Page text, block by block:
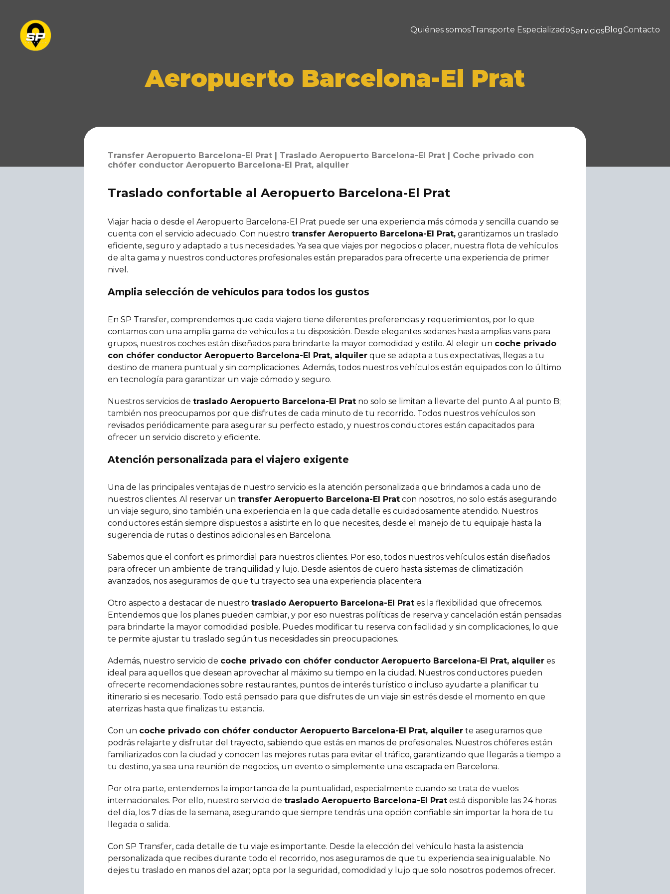
Quiénes somosTransporte EspecializadoServiciosBlogContacto
Aeropuerto Barcelona-El Prat
Transfer Aeropuerto Barcelona-El Prat | Traslado Aeropuerto Barcelona-El Prat | Coche privado con
chófer conductor Aeropuerto Barcelona-El Prat, alquiler
Traslado confortable al Aeropuerto Barcelona-El Prat
Viajar hacia o desde el Aeropuerto Barcelona-El Prat puede ser una experiencia más cómoda y sencilla cuando se
cuenta con el servicio adecuado. Con nuestro transfer Aeropuerto Barcelona-El Prat, garantizamos un traslado
eficiente, seguro y adaptado a tus necesidades. Ya sea que viajes por negocios o placer, nuestra flota de vehículos
de alta gama y nuestros conductores profesionales están preparados para ofrecerte una experiencia de primer
nivel.
Amplia selección de vehículos para todos los gustos
En SP Transfer, comprendemos que cada viajero tiene diferentes preferencias y requerimientos, por lo que
contamos con una amplia gama de vehículos a tu disposición. Desde elegantes sedanes hasta amplias vans para
grupos, nuestros coches están diseñados para brindarte la mayor comodidad y estilo. Al elegir un coche privado
con chófer conductor Aeropuerto Barcelona-El Prat, alquiler que se adapta a tus expectativas, llegas a tu
destino de manera puntual y sin complicaciones. Además, todos nuestros vehículos están equipados con lo último
en tecnología para garantizar un viaje cómodo y seguro.
Nuestros servicios de traslado Aeropuerto Barcelona-El Prat no solo se limitan a llevarte del punto A al punto B;
también nos preocupamos por que disfrutes de cada minuto de tu recorrido. Todos nuestros vehículos son
revisados periódicamente para asegurar su perfecto estado, y nuestros conductores están capacitados para
ofrecer un servicio discreto y eficiente.
Atención personalizada para el viajero exigente
Una de las principales ventajas de nuestro servicio es la atención personalizada que brindamos a cada uno de
nuestros clientes. Al reservar un transfer Aeropuerto Barcelona-El Prat con nosotros, no solo estás asegurando
un viaje seguro, sino también una experiencia en la que cada detalle es cuidadosamente atendido. Nuestros
conductores están siempre dispuestos a asistirte en lo que necesites, desde el manejo de tu equipaje hasta la
sugerencia de rutas o destinos adicionales en Barcelona.
Sabemos que el confort es primordial para nuestros clientes. Por eso, todos nuestros vehículos están diseñados
para ofrecer un ambiente de tranquilidad y lujo. Desde asientos de cuero hasta sistemas de climatización
avanzados, nos aseguramos de que tu trayecto sea una experiencia placentera.
Otro aspecto a destacar de nuestro traslado Aeropuerto Barcelona-El Prat es la flexibilidad que ofrecemos.
Entendemos que los planes pueden cambiar, y por eso nuestras políticas de reserva y cancelación están pensadas
para brindarte la mayor comodidad posible. Puedes modificar tu reserva con facilidad y sin complicaciones, lo que
te permite ajustar tu traslado según tus necesidades sin preocupaciones.
Además, nuestro servicio de coche privado con chófer conductor Aeropuerto Barcelona-El Prat, alquiler es
ideal para aquellos que desean aprovechar al máximo su tiempo en la ciudad. Nuestros conductores pueden
ofrecerte recomendaciones sobre restaurantes, puntos de interés turístico o incluso ayudarte a planificar tu
itinerario si es necesario. Todo está pensado para que disfrutes de un viaje sin estrés desde el momento en que
aterrizas hasta que finalizas tu estancia.
Con un coche privado con chófer conductor Aeropuerto Barcelona-El Prat, alquiler te aseguramos que
podrás relajarte y disfrutar del trayecto, sabiendo que estás en manos de profesionales. Nuestros chóferes están
familiarizados con la ciudad y conocen las mejores rutas para evitar el tráfico, garantizando que llegarás a tiempo a
tu destino, ya sea una reunión de negocios, un evento o simplemente una escapada en Barcelona.
Por otra parte, entendemos la importancia de la puntualidad, especialmente cuando se trata de vuelos
internacionales. Por ello, nuestro servicio de traslado Aeropuerto Barcelona-El Prat está disponible las 24 horas
del día, los 7 días de la semana, asegurando que siempre tendrás una opción confiable sin importar la hora de tu
llegada o salida.
Con SP Transfer, cada detalle de tu viaje es importante. Desde la elección del vehículo hasta la asistencia
personalizada que recibes durante todo el recorrido, nos aseguramos de que tu experiencia sea inigualable. No
dejes tu traslado en manos del azar; opta por la seguridad, comodidad y lujo que solo nosotros podemos ofrecer.